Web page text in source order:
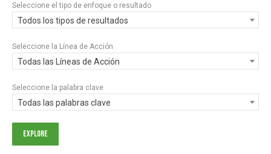
Seleccione el tipo de enfoque o resultado
Todos los tipos de resultados
Seleccione la Línea de Acción
Todas las Líneas de Acción
Seleccione la palabra clave
Todas las palabras clave